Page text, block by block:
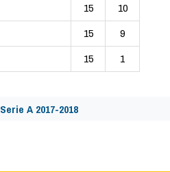
15
10
15
9
15 1
Serie A 2017-2018